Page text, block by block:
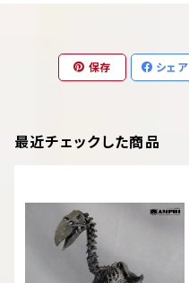
保存 シェア
最近チェックした商品